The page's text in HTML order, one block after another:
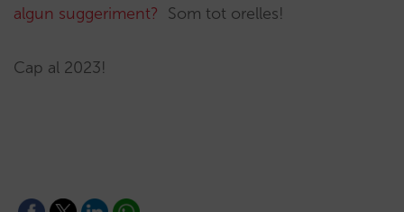
algun suggeriment? Som tot orelles!
Cap al 2023!